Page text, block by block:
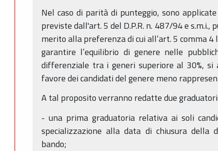
Nel caso di parità di punteggio, sono
previste dall'art. 5 del D.P.R. n. 487/94 e s.m.i.,
merito alla preferenza di cui all’art. 5 comma
garantire l’equilibrio di genere nelle
differenziale tra i generi superiore al 30%,
favore dei candidati del genere meno
A tal proposito verranno redatte due
- una prima graduatoria relativa ai soli
specializzazione alla data di chiusura della
bando;